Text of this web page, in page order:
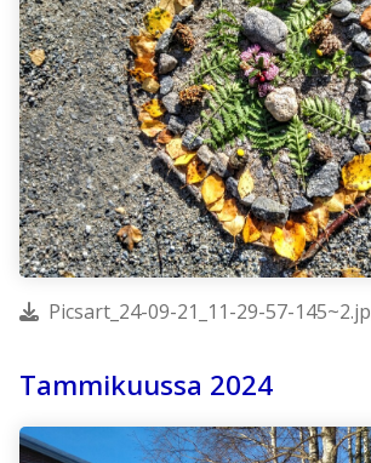
Picsart_24-09-21_11-29-57-
Tammikuussa 2024